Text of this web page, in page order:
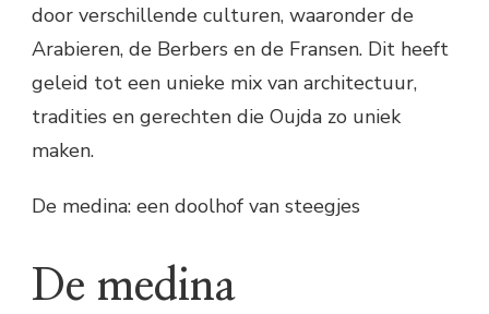
door verschillende culturen, waaronder de
Arabieren, de Berbers en de Fransen. Dit heeft
geleid tot een unieke mix van architectuur,
tradities en gerechten die Oujda zo uniek
maken.
De medina: een doolhof van steegjes
De medina